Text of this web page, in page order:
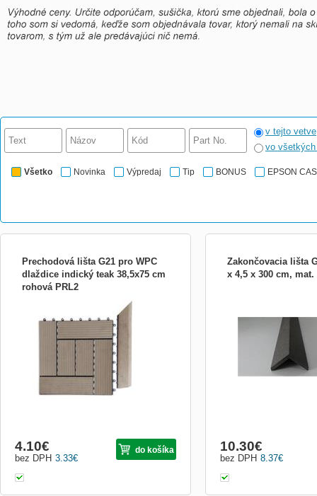
v tejto vetve
vo
Všetko Novinka Výpredaj Tip BONUS EPSON
Prechodová lišta G21 pro WPC
dlaždice indický teak 38,5x75 cm
rohová PRL2
komplexního podlahového systému G21 a
jsou praktickým řešením pro použití na
exterierové podlahové krytiny. Podlahový
systém G21 je cenově zajímavé řešení,
které však zároveň splňuje i vysoké
kvalitativní nároky.
3.33€
bez DPH
4.10€ do košíka
Zakončovacia lišta
x 4,5 x 300 cm, mat.
užitečných vlastností,
abrazivní povrch bez
uklouznutí, dlouhá
bezúdržbovost ....
8.37€
bez DPH
10.30€